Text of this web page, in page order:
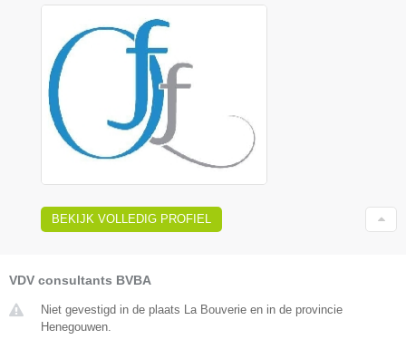
BEKIJK VOLLEDIG PROFIEL
VDV consultants BVBA
Niet gevestigd in de plaats La Bouverie en in de provincie
Henegouwen.